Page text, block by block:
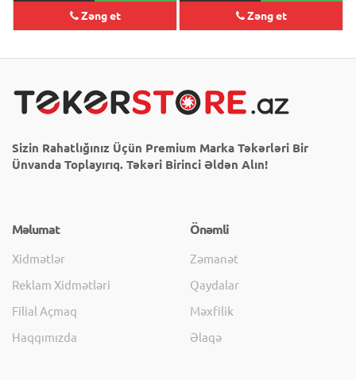
Zəng et Zəng et
Sizin Rahatlığınız Üçün Premium Marka Təkərləri Bir
Ünvanda Toplayırıq. Təkəri Birinci Əldən Alın!
Məlumat
Xidmətlər
Reklam Xidmətləri
Filial Açmaq
Haqqımızda
Önəmli
Zəmanət
Qaydalar
Məxfilik
Əlaqə